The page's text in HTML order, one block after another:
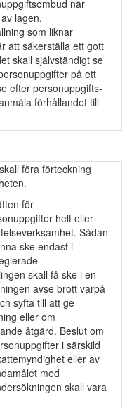
när
lagen.
som liknar
att säkerställa ett gott
skall självständigt se
på ett
efter personuppgifts-
förhållandet till
föra förteckning
för
helt eller
Sådan
ske endast i
skall få ske i en
avse brott varpå
syfta till att ge
eller om
åtgärd. Beslut om
i särskild
eller av
med
skall vara